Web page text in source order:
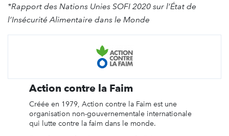
*Rapport des Nations Unies SOFI 2020 sur l’État de
l’Insécurité Alimentaire dans le Monde
Action contre la Faim
Créée en 1979, Action contre la Faim est une
organisation non-gouvernementale internationale
qui lutte contre la faim dans le monde.